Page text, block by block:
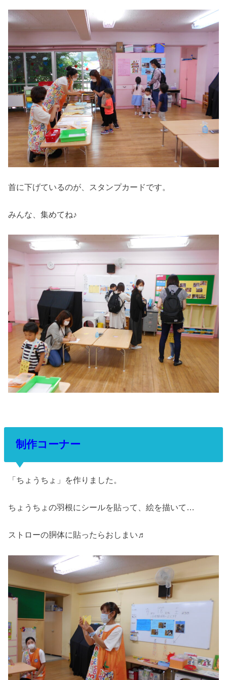
首に下げているのが、スタンプカードです。
みんな、集めてね♪
制作コーナー
「ちょうちょ」を作りました。
ちょうちょの羽根にシールを貼って、絵を描いて…
ストローの胴体に貼ったらおしまい♬